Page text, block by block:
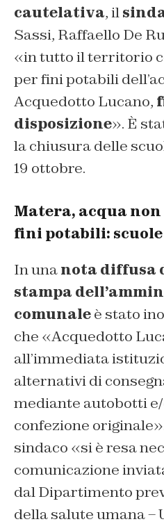
cautelativa, il
Sassi, Raffaello De
«in tutto il territorio
per fini potabili
Acquedotto Lucano,
disposizione». È
la chiusura delle
19 ottobre.
Matera, acqua
fini potabili:
In unanota diffusa
stampa
comunaleè stato
che «Acquedotto
all’immediata
alternativi di
mediante autobotti
confezione originale
sindaco «si è resa
comunicazione
dal Dipartimento
della salute umana –